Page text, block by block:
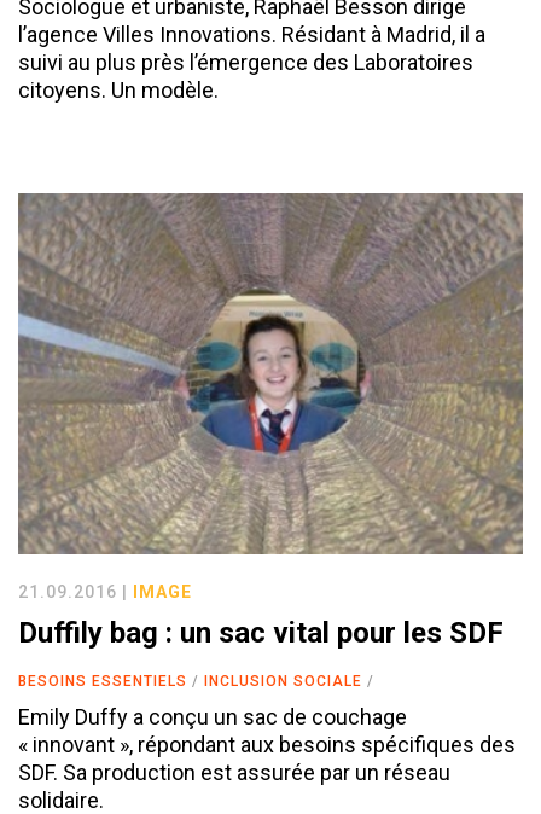
Sociologue et urbaniste, Raphaël Besson dirige
l’agence Villes Innovations. Résidant à Madrid, il a
suivi au plus près l’émergence des Laboratoires
citoyens. Un modèle.
21.09.2016 | IMAGE
Duffily bag : un sac vital pour les SDF
BESOINS ESSENTIELS INCLUSION SOCIALE
Emily Duffy a conçu un sac de couchage
« innovant », répondant aux besoins spécifiques des
SDF. Sa production est assurée par un réseau
solidaire.